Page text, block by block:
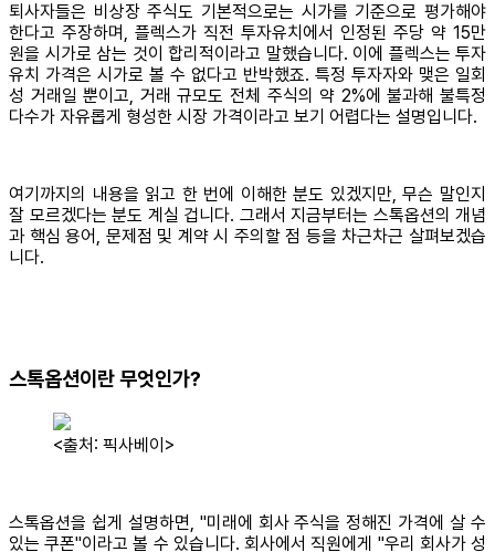
퇴사자들은 비상장 주식도 기본적으로는 시가를 기준으로 평가해야
한다고 주장하며, 플렉스가 직전 투자유치에서 인정된 주당 약 15만
원을 시가로 삼는 것이 합리적이라고 말했습니다. 이에 플렉스는 투자
유치 가격은 시가로 볼 수 없다고 반박했죠. 특정 투자자와 맺은 일회
성 거래일 뿐이고, 거래 규모도 전체 주식의 약 2%에 불과해 불특정
다수가 자유롭게 형성한 시장 가격이라고 보기 어렵다는 설명입니다.
여기까지의 내용을 읽고 한 번에 이해한 분도 있겠지만, 무슨 말인지
잘 모르겠다는 분도 계실 겁니다. 그래서 지금부터는 스톡옵션의 개념
과 핵심 용어, 문제점 및 계약 시 주의할 점 등을 차근차근 살펴보겠습
니다.
스톡옵션이란 무엇인가?
<출처: 픽사베이>
스톡옵션을 쉽게 설명하면, "미래에 회사 주식을 정해진 가격에 살 수
있는 쿠폰"이라고 볼 수 있습니다. 회사에서 직원에게 "우리 회사가 성